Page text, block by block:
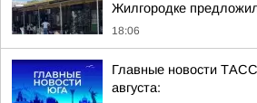
Жилгородке
18:06
Главные новости
августа: